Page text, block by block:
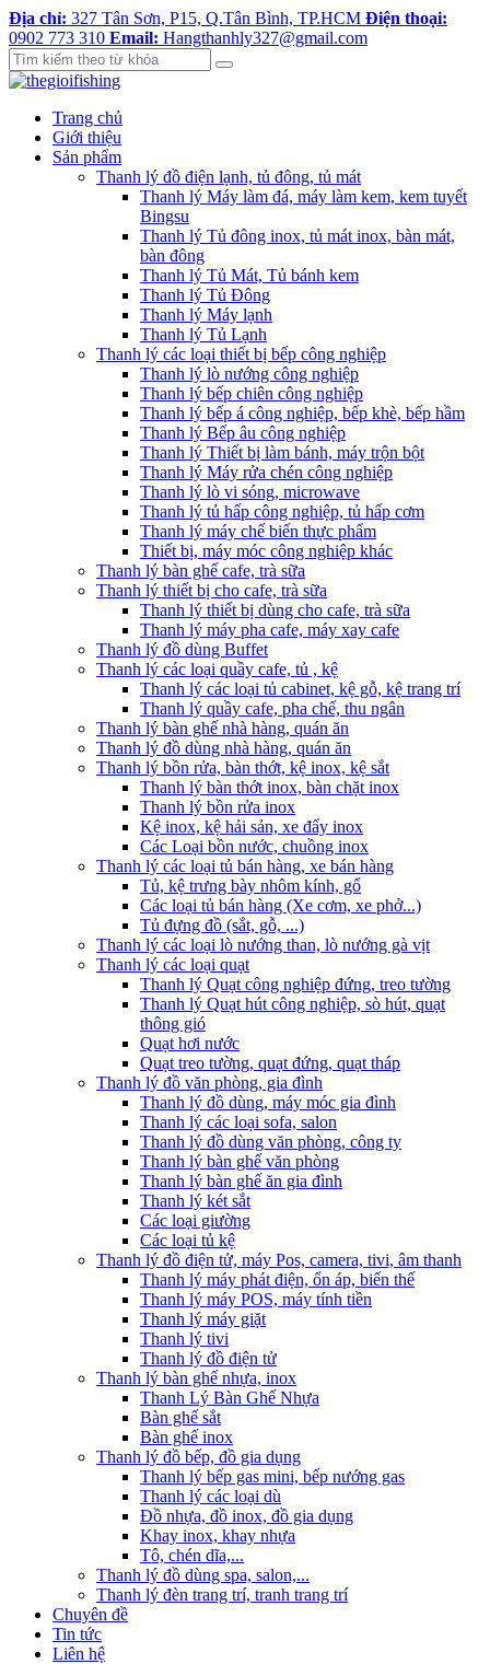
Địa chỉ: 327 Tân Sơn, P15, Q.Tân Bình, TP.HCM Điện thoại:
0902 773 310 Email: Hangthanhly327@gmail.com
Trang chủ
Giới thiệu
Sản phẩm
Thanh lý đồ điện lạnh, tủ đông, tủ mát
Thanh lý Máy làm đá, máy làm kem, kem tuyết
Bingsu
Thanh lý Tủ đông inox, tủ mát inox, bàn mát,
bàn đông
Thanh lý Tủ Mát, Tủ bánh kem
Thanh lý Tủ Đông
Thanh lý Máy lạnh
Thanh lý Tủ Lạnh
Thanh lý các loại thiết bị bếp công nghiệp
Thanh lý lò nướng công nghiệp
Thanh lý bếp chiên công nghiệp
Thanh lý bếp á công nghiệp, bếp khè, bếp hầm
Thanh lý Bếp âu công nghiệp
Thanh lý Thiết bị làm bánh, máy trộn bột
Thanh lý Máy rửa chén công nghiệp
Thanh lý lò vi sóng, microwave
Thanh lý tủ hấp công nghiệp, tủ hấp cơm
Thanh lý máy chế biến thực phẩm
Thiết bị, máy móc công nghiệp khác
Thanh lý bàn ghế cafe, trà sữa
Thanh lý thiết bị cho cafe, trà sữa
Thanh lý thiết bị dùng cho cafe, trà sữa
Thanh lý máy pha cafe, máy xay cafe
Thanh lý đồ dùng Buffet
Thanh lý các loại quầy cafe, tủ , kệ
Thanh lý các loại tủ cabinet, kệ gỗ, kệ trang trí
Thanh lý quầy cafe, pha chế, thu ngân
Thanh lý bàn ghế nhà hàng, quán ăn
Thanh lý đồ dùng nhà hàng, quán ăn
Thanh lý bồn rửa, bàn thớt, kệ inox, kệ sắt
Thanh lý bàn thớt inox, bàn chặt inox
Thanh lý bồn rửa inox
Kệ inox, kệ hải sản, xe đẩy inox
Các Loại bồn nước, chuồng inox
Thanh lý các loại tủ bán hàng, xe bán hàng
Tủ, kệ trưng bày nhôm kính, gổ
Các loại tủ bán hàng (Xe cơm, xe phở...)
Tủ đựng đồ (sắt, gỗ, ...)
Thanh lý các loại lò nướng than, lò nướng gà vịt
Thanh lý các loại quạt
Thanh lý Quạt công nghiệp đứng, treo tường
Thanh lý Quạt hút công nghiệp, sò hút, quạt
thông gió
Quạt hơi nước
Quạt treo tường, quạt đứng, quạt tháp
Thanh lý đồ văn phòng, gia đình
Thanh lý đồ dùng, máy móc gia đình
Thanh lý các loại sofa, salon
Thanh lý đồ dùng văn phòng, công ty
Thanh lý bàn ghế văn phòng
Thanh lý bàn ghế ăn gia đình
Thanh lý két sắt
Các loại giường
Các loại tủ kệ
Thanh lý đồ điện tử, máy Pos, camera, tivi, âm thanh
Thanh lý máy phát điện, ổn áp, biến thế
Thanh lý máy POS, máy tính tiền
Thanh lý máy giặt
Thanh lý tivi
Thanh lý đồ điện tử
Thanh lý bàn ghế nhựa, inox
Thanh Lý Bàn Ghế Nhựa
Bàn ghế sắt
Bàn ghế inox
Thanh lý đồ bếp, đồ gia dụng
Thanh lý bếp gas mini, bếp nướng gas
Thanh lý các loại dù
Đồ nhựa, đồ inox, đồ gia dụng
Khay inox, khay nhựa
Tô, chén dĩa,...
Thanh lý đồ dùng spa, salon,...
Thanh lý đèn trang trí, tranh trang trí
Chuyên đề
Tin tức
Liên hệ